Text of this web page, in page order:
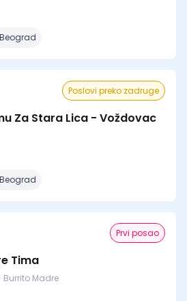
Beograd
Poslovi preko zadruge
Za Stara Lica - Voždovac
Beograd
Prvi posao
Tima
Madre